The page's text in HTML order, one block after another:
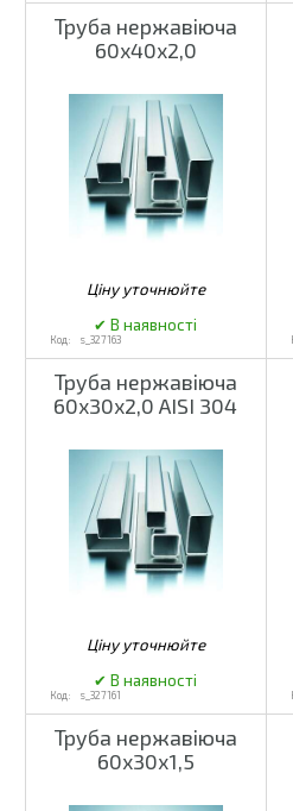
Труба нержавіюча
60х40х2,0
s_327163
Труба нержавіюча
60х30х2,0 AISI 304
s_327161
Труба нержавіюча
60х30х1,5